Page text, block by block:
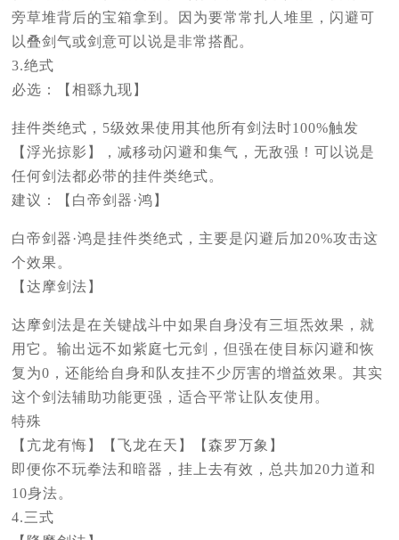
旁草堆背后的宝箱拿到。因为要常常扎人堆里，闪避可
以叠剑气或剑意可以说是非常搭配。
3.绝式
必选：【相繇九现】
挂件类绝式，5级效果使用其他所有剑法时100%触发
【浮光掠影】，减移动闪避和集气，无敌强！可以说是
任何剑法都必带的挂件类绝式。
建议：【白帝剑器·鸿】
白帝剑器·鸿是挂件类绝式，主要是闪避后加20%攻击这
个效果。
【达摩剑法】
达摩剑法是在关键战斗中如果自身没有三垣炁效果，就
用它。输出远不如紫庭七元剑，但强在使目标闪避和恢
复为0，还能给自身和队友挂不少厉害的增益效果。其实
这个剑法辅助功能更强，适合平常让队友使用。
特殊
【亢龙有悔】【飞龙在天】【森罗万象】
即便你不玩拳法和暗器，挂上去有效，总共加20力道和
10身法。
4.三式